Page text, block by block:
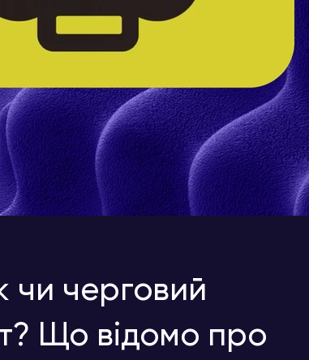
чи черговий
Що відомо про